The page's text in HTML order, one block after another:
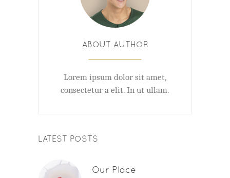
ABOUT AUTHOR
Lorem ipsum dolor sit amet,
consectetur a elit. In ut ullam.
LATEST POSTS
Our Place